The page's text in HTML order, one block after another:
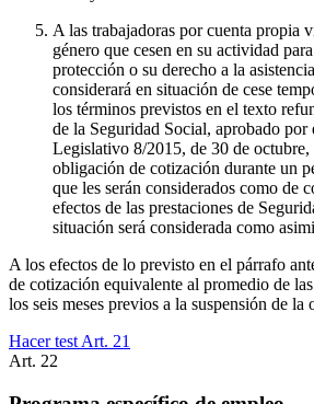
A las trabajadoras por cuenta propia
género que cesen en su actividad
protección o su derecho a la
considerará en situación de cese
los términos previstos en el texto
de la Seguridad Social, aprobado por
Legislativo 8/2015, de 30 de octubre,
obligación de cotización durante un
que les serán considerados como de
efectos de las prestaciones de
situación será considerada como
A los efectos de lo previsto en el párrafo
de cotización equivalente al promedio de
los seis meses previos a la suspensión de la
Hacer test Art. 21
Art. 22